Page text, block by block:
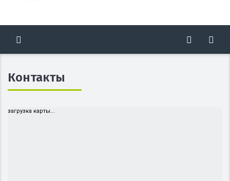
Контакты
загрузка карты...